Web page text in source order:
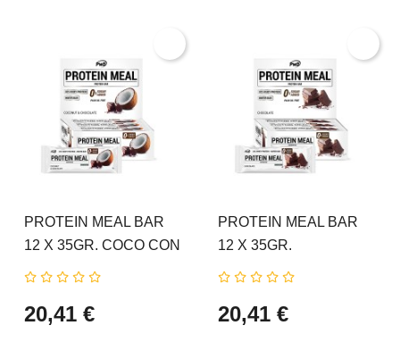
PROTEIN MEAL BAR
12 X 35GR. COCO CON
CHOCOLATE PWD
20,41 €
PROTEIN MEAL BAR
12 X 35GR.
CHOCOLATE PWD
20,41 €